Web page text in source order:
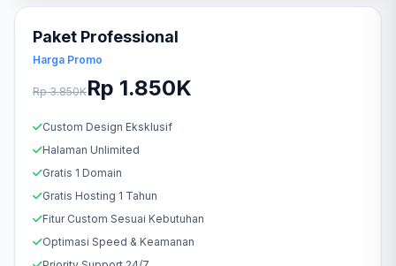
Paket Professional
Harga Promo
Rp 3.850KRp 1.850K
Custom Design Eksklusif
Halaman Unlimited
Gratis 1 Domain
Gratis Hosting 1 Tahun
Fitur Custom Sesuai Kebutuhan
Optimasi Speed & Keamanan